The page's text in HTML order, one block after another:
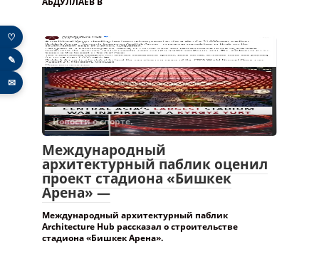
Новости о спорте.
Международный
архитектурный паблик оценил
проект стадиона «Бишкек
Арена» —
Международный архитектурный паблик
Architecture Hub рассказал о строительстве
стадиона «Бишкек Арена».
♡
✎
✉